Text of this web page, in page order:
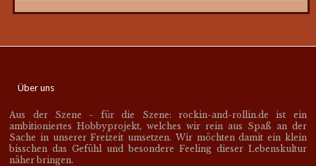
Über uns
Aus der Szene - für die Szene: rockin-and-rollin.de ist ein
ambitioniertes Hobbyprojekt, welches wir rein aus Spaß an der
Sache in unserer Freizeit umsetzen. Wir möchten damit ein klein
bisschen das Gefühl und besondere Feeling dieser Lebenskultur
näher bringen.